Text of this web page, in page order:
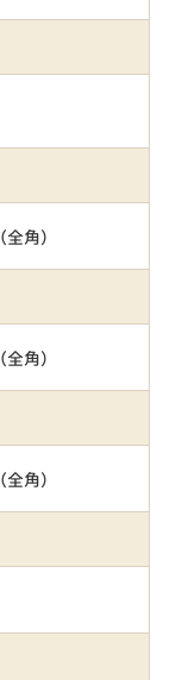
（全角）
（全角）
（全角）